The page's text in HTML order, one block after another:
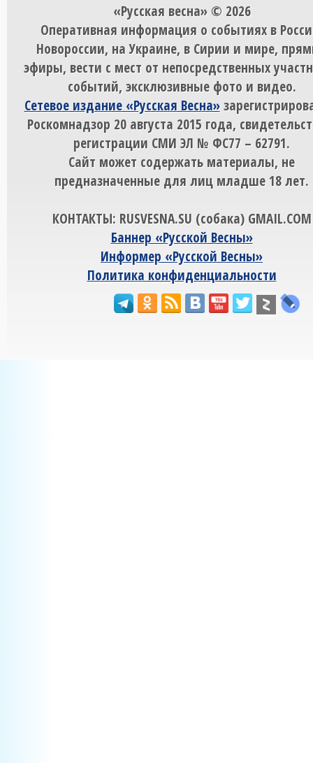
«Русская весна» © 2026
Оперативная информация о событиях в
Новороссии, на Украине, в Сирии и мире,
эфиры, вести с мест от непосредственных
событий, эксклюзивные фото и видео.
Сетевое издание «Русская Весна»
Роскомнадзор 20 августа 2015 года,
регистрации СМИ ЭЛ № ФС77 – 62791.
Сайт может содержать материалы, не
предназначенные для лиц младше 18 лет.
КОНТАКТЫ: RUSVESNA.SU (собака) GMAIL.COM
Баннер «Русской Весны»
Информер «Русской Весны»
Политика конфиденциальности